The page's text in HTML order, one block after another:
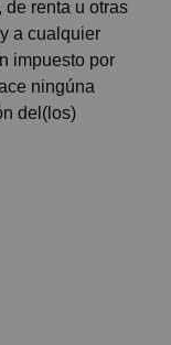
renta u otras
a cualquier
impuesto por
ningúna
del(los)